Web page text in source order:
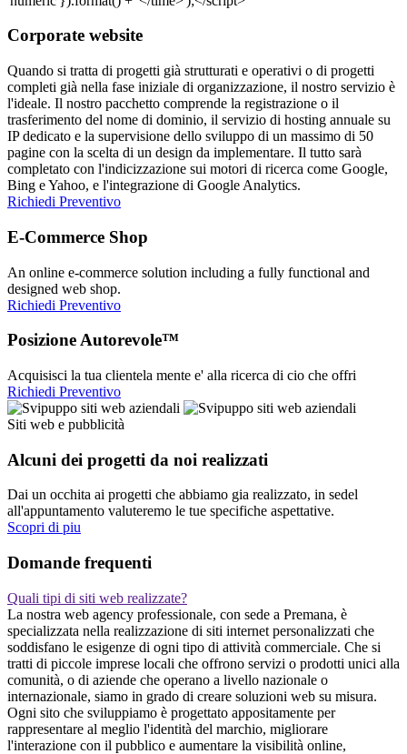
Corporate website
Quando si tratta di progetti già strutturati e operativi o di progetti
completi già nella fase iniziale di organizzazione, il nostro servizio è
l'ideale. Il nostro pacchetto comprende la registrazione o il
trasferimento del nome di dominio, il servizio di hosting annuale su
IP dedicato e la supervisione dello sviluppo di un massimo di 50
pagine con la scelta di un design da implementare. Il tutto sarà
completato con l'indicizzazione sui motori di ricerca come Google,
Bing e Yahoo, e l'integrazione di Google Analytics.
Richiedi Preventivo
E-Commerce Shop
An online e-commerce solution including a fully functional and
designed web shop.
Richiedi Preventivo
Posizione Autorevole™
Acquisisci la tua clientela mente e' alla ricerca di cio che offri
Richiedi Preventivo
Siti web e pubblicità
Alcuni dei progetti da noi realizzati
Dai un occhita ai progetti che abbiamo gia realizzato, in sedel
all'appuntamento valuteremo le tue specifiche aspettative.
Scopri di piu
Domande frequenti
Quali tipi di siti web realizzate?
La nostra web agency professionale, con sede a Premana, è
specializzata nella realizzazione di siti internet personalizzati che
soddisfano le esigenze di ogni tipo di attività commerciale. Che si
tratti di piccole imprese locali che offrono servizi o prodotti unici alla
comunità, o di aziende che operano a livello nazionale o
internazionale, siamo in grado di creare soluzioni web su misura.
Ogni sito che sviluppiamo è progettato appositamente per
rappresentare al meglio l'identità del marchio, migliorare
l'interazione con il pubblico e aumentare la visibilità online,